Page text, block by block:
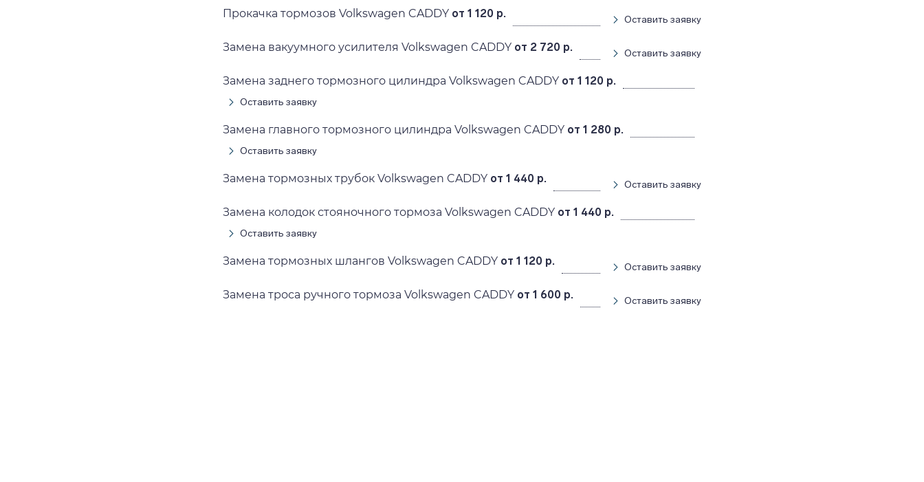
Прокачка тормозов Volkswagen CADDY от 1 120 р. Оставить заявку
Замена вакуумного усилителя Volkswagen CADDY от 2 720 р. Оставить заявку
Замена заднего тормозного цилиндра Volkswagen CADDY от 1 120 р.
Оставить заявку
Замена главного тормозного цилиндра Volkswagen CADDY от 1 280 р.
Оставить заявку
Замена тормозных трубок Volkswagen CADDY от 1 440 р. Оставить заявку
Замена колодок стояночного тормоза Volkswagen CADDY от 1 440 р.
Оставить заявку
Замена тормозных шлангов Volkswagen CADDY от 1 120 р. Оставить заявку
Замена троса ручного тормоза Volkswagen CADDY от 1 600 р. Оставить заявку